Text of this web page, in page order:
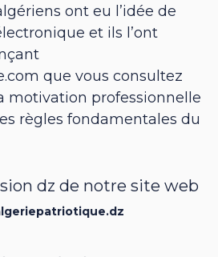
ont eu l’idée de
et ils l’ont
que vous consultez
motivation professionnelle
règles fondamentales du
dz de notre site web